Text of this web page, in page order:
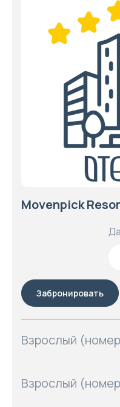
Movenpick
Забронировать
Взрослый
Взрослый